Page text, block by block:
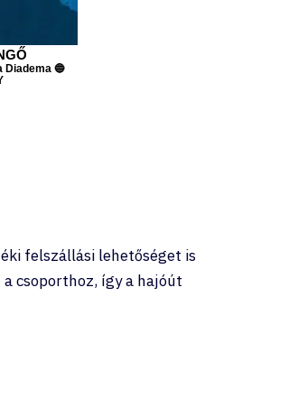
Diadema 🔵
felszállási lehetőséget is
csoporthoz, így a hajóút